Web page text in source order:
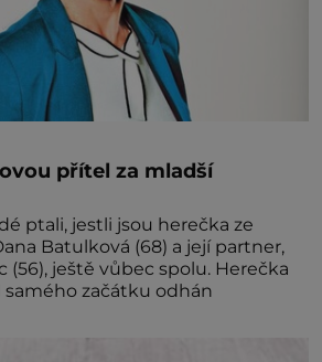
přítel za mladší
ptali, jestli jsou herečka ze
Batulková (68) a její partner,
ještě vůbec spolu. Herečka
začátku odhán